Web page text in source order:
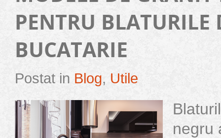
PENTRU BLATURILE
BUCATARIE
Postat in Blog, Utile
negru